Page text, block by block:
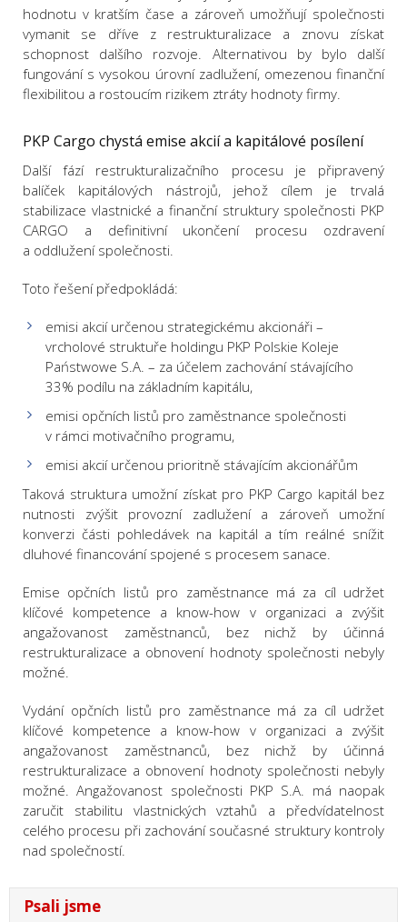
hodnotu v kratším čase a zároveň umožňují společnosti
vymanit se dříve z restrukturalizace a znovu získat
schopnost dalšího rozvoje. Alternativou by bylo další
fungování s vysokou úrovní zadlužení, omezenou finanční
flexibilitou a rostoucím rizikem ztráty hodnoty firmy.
PKP Cargo chystá emise akcií a kapitálové posílení
Další fází restrukturalizačního procesu je připravený
balíček kapitálových nástrojů, jehož cílem je trvalá
stabilizace vlastnické a finanční struktury společnosti PKP
CARGO a definitivní ukončení procesu ozdravení
a oddlužení společnosti.
Toto řešení předpokládá:
emisi akcií určenou strategickému akcionáři –
vrcholové struktuře holdingu PKP Polskie Koleje
Państwowe S.A. – za účelem zachování stávajícího
33% podílu na základním kapitálu,
emisi opčních listů pro zaměstnance společnosti
v rámci motivačního programu,
emisi akcií určenou prioritně stávajícím akcionářům
Taková struktura umožní získat pro PKP Cargo kapitál bez
nutnosti zvýšit provozní zadlužení a zároveň umožní
konverzi části pohledávek na kapitál a tím reálné snížit
dluhové financování spojené s procesem sanace.
Emise opčních listů pro zaměstnance má za cíl udržet
klíčové kompetence a know-how v organizaci a zvýšit
angažovanost zaměstnanců, bez nichž by účinná
restrukturalizace a obnovení hodnoty společnosti nebyly
možné.
Vydání opčních listů pro zaměstnance má za cíl udržet
klíčové kompetence a know-how v organizaci a zvýšit
angažovanost zaměstnanců, bez nichž by účinná
restrukturalizace a obnovení hodnoty společnosti nebyly
možné. Angažovanost společnosti PKP S.A. má naopak
zaručit stabilitu vlastnických vztahů a předvídatelnost
celého procesu při zachování současné struktury kontroly
nad společností.
Psali jsme